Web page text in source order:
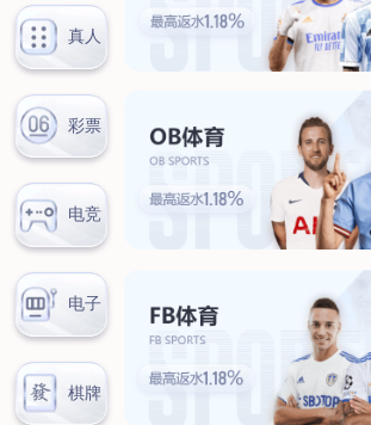
行业资讯
联系我们
联系方式
客户留言
扫码咨询